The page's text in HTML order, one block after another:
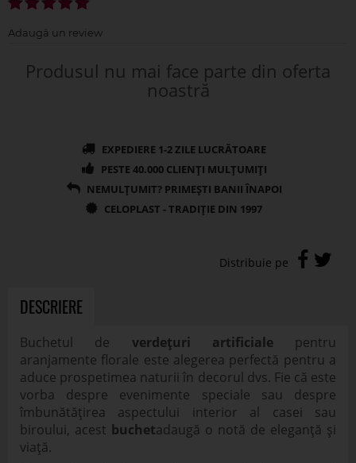
Produsul nu mai face parte din oferta
noastră
DESCRIERE
Buchetul de verdețuri artificialepentru
aranjamente florale este alegerea perfectă pentru a
aduce prospetimea naturii în decorul dvs. Fie că este
vorba despre evenimente speciale sau despre
îmbunătățirea aspectului interior al casei sau
biroului, acest buchetadaugă o notă de eleganță și
viață.